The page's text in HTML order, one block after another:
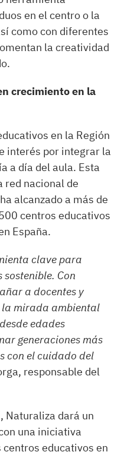
en el centro o la
como con diferentes
la creatividad
crecimiento en la
en la Región
interés por integrar la
a día del aula. Esta
red nacional de
alcanzado a más de
centros educativos
España.
clave para
Con
a docentes y
la mirada ambiental
edades
generaciones más
con el cuidado del
responsable del
Naturaliza dará un
una iniciativa
educativos en